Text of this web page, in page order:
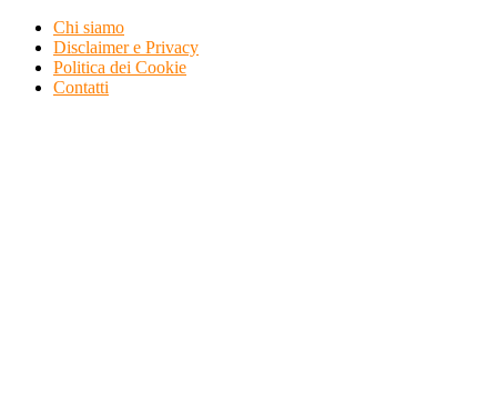
Skip
Content
Chi siamo
Disclaimer e Privacy
Politica dei Cookie
Contatti